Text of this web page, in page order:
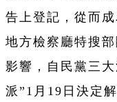
告上登記，從而
地方檢察廳特搜
影響，自民黨三
派”1月19日決定解